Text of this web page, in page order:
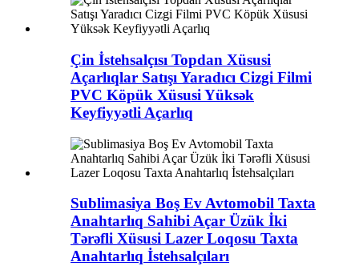
Çin İstehsalçısı Topdan Xüsusi
Açarlıqlar Satışı Yaradıcı Cizgi Filmi
PVC Köpük Xüsusi Yüksək
Keyfiyyətli Açarlıq
Sublimasiya Boş Ev Avtomobil Taxta
Anahtarlıq Sahibi Açar Üzük İki
Tərəfli Xüsusi Lazer Loqosu Taxta
Anahtarlıq İstehsalçıları